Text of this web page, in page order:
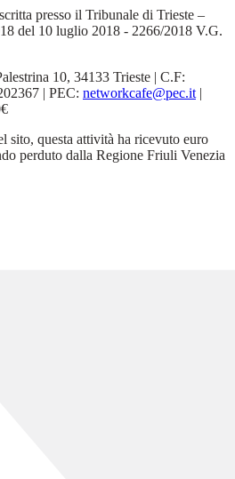
presso il Tribunale di Trieste –
del 10 luglio 2018 - 2266/2018 V.G.
10, 34133 Trieste | C.F:
| PEC: networkcafe@pec.it |
sito, questa attività ha ricevuto euro
perduto dalla Regione Friuli Venezia